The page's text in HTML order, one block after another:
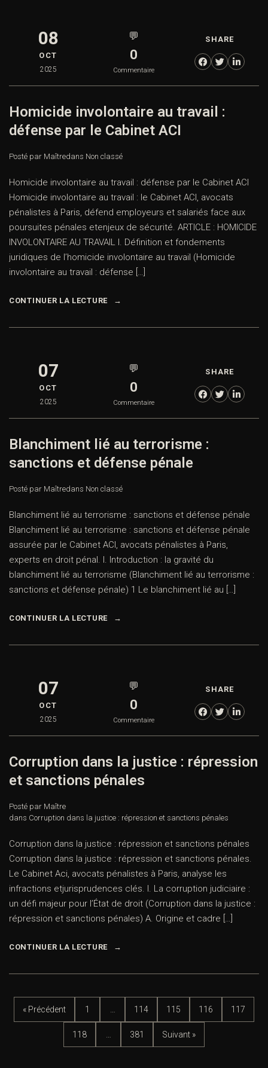
08
OCT
2025
💬
0
Commentaire
SHARE
Homicide involontaire au travail :
défense par le Cabinet ACI
Posté par Maîtredans Non classé
Homicide involontaire au travail : défense par le Cabinet ACI
Homicide involontaire au travail : le Cabinet ACI, avocats
pénalistes à Paris, défend employeurs et salariés face aux
poursuites pénales etenjeux de sécurité. ARTICLE : HOMICIDE
INVOLONTAIRE AU TRAVAIL I. Définition et fondements
juridiques de l’homicide involontaire au travail (Homicide
involontaire au travail : défense […]
CONTINUER LA LECTURE
07
OCT
2025
💬
0
Commentaire
SHARE
Blanchiment lié au terrorisme :
sanctions et défense pénale
Posté par Maîtredans Non classé
Blanchiment lié au terrorisme : sanctions et défense pénale
Blanchiment lié au terrorisme : sanctions et défense pénale
assurée par le Cabinet ACI, avocats pénalistes à Paris,
experts en droit pénal. I. Introduction : la gravité du
blanchiment lié au terrorisme (Blanchiment lié au terrorisme :
sanctions et défense pénale) 1 Le blanchiment lié au […]
CONTINUER LA LECTURE
07
OCT
2025
💬
0
Commentaire
SHARE
Corruption dans la justice : répression
et sanctions pénales
Posté par Maître
dans Corruption dans la justice : répression et sanctions pénales
Corruption dans la justice : répression et sanctions pénales
Corruption dans la justice : répression et sanctions pénales.
Le Cabinet Aci, avocats pénalistes à Paris, analyse les
infractions etjurisprudences clés. I. La corruption judiciaire :
un défi majeur pour l’État de droit (Corruption dans la justice :
répression et sanctions pénales) A. Origine et cadre […]
CONTINUER LA LECTURE
« Précédent 1 114 115 116 117
118 381 Suivant »